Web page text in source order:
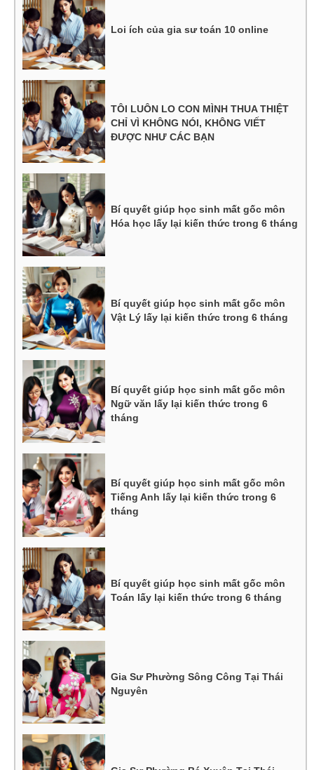
Loi ích của gia sư toán 10 online
TÔI LUÔN LO CON MÌNH THUA THIỆT
CHỈ VÌ KHÔNG NÓI, KHÔNG VIẾT
ĐƯỢC NHƯ CÁC BẠN
Bí quyết giúp học sinh mất gốc môn
Hóa học lấy lại kiến thức trong 6 tháng
Bí quyết giúp học sinh mất gốc môn
Vật Lý lấy lại kiến thức trong 6 tháng
Bí quyết giúp học sinh mất gốc môn
Ngữ văn lấy lại kiến thức trong 6
tháng
Bí quyết giúp học sinh mất gốc môn
Tiếng Anh lấy lại kiến thức trong 6
tháng
Bí quyết giúp học sinh mất gốc môn
Toán lấy lại kiến thức trong 6 tháng
Gia Sư Phường Sông Công Tại Thái
Nguyên